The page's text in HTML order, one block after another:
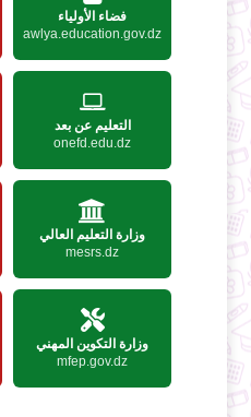
فضاء الأولياء
awlya.education.gov.dz
التعليم عن بعد
onefd.edu.dz
وزارة التعليم العالي
mesrs.dz
وزارة التكوين المهني
mfep.gov.dz